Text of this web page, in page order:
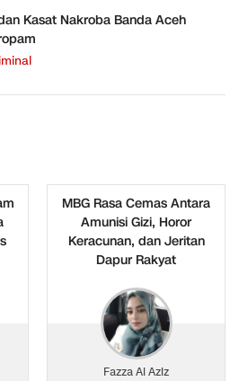
Kasat Nakroba Banda Aceh
MBG Rasa Cemas Antara
Amunisi Gizi, Horor
Keracunan, dan Jeritan
Dapur Rakyat
Fazza Al Aziz